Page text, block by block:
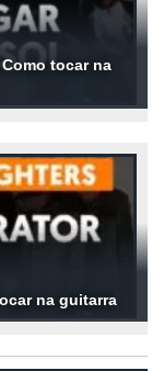
tocar na
na guitarra